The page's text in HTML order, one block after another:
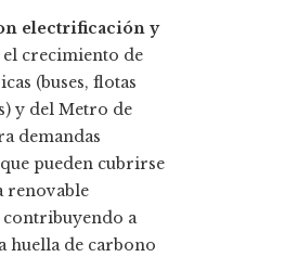
electrificación y
el crecimiento de
(buses, flotas
y del Metro de
demandas
pueden cubrirse
renovable
contribuyendo a
huella de carbono